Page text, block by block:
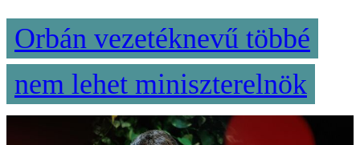
Orbán vezetéknevű többé
nem lehet miniszterelnök